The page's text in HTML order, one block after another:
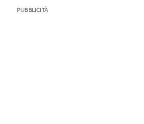
PUBBLICITÀ